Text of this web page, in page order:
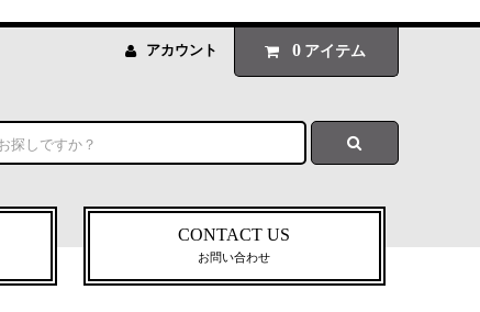
アカウント 0 アイテム
CONTACT US
お問い合わせ